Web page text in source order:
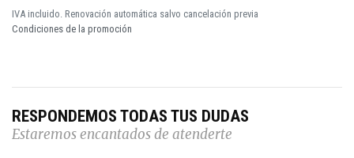
IVA incluido. Renovación automática salvo cancelación previa
Condiciones de la promoción
RESPONDEMOS TODAS TUS DUDAS
Estaremos encantados de atenderte